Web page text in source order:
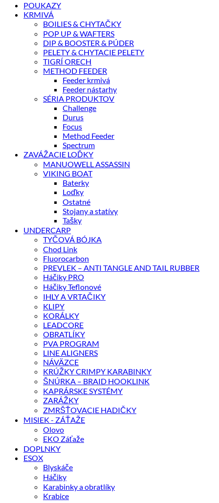
POUKAZY
KRMIVÁ
BOILIES & CHYTAČKY
POP UP & WAFTERS
DIP & BOOSTER & PÚDER
PELETY & CHYTACIE PELETY
TIGRÍ ORECH
METHOD FEEDER
Feeder krmivá
Feeder nástarhy
SÉRIA PRODUKTOV
Challenge
Durus
Focus
Method Feeder
Spectrum
ZAVÁŽACIE LOĎKY
MANUOWELL ASSASSIN
VIKING BOAT
Baterky
Loďky
Ostatné
Stojany a statívy
Tašky
UNDERCARP
TYČOVÁ BÓJKA
Chod Link
Fluorocarbon
PREVLEK – ANTI TANGLE AND TAIL RUBBER
Háčiky PRO
Háčiky Teflonové
IHLY A VRTAČIKY
KLIPY
KORÁLKY
LEADCORE
OBRATLÍKY
PVA PROGRAM
LINE ALIGNERS
NÁVÄZCE
KRÚŽKY CRIMPY KARABINKY
ŠNÚRKA – BRAID HOOKLINK
KAPRÁRSKE SYSTÉMY
ZARÁŽKY
ZMRŠŤOVACIE HADIČKY
MISIEK - ZÁŤAŽE
Olovo
EKO Záťaže
DOPLNKY
ESOX
Blyskáče
Háčiky
Karabinky a obratlíky
Krabice